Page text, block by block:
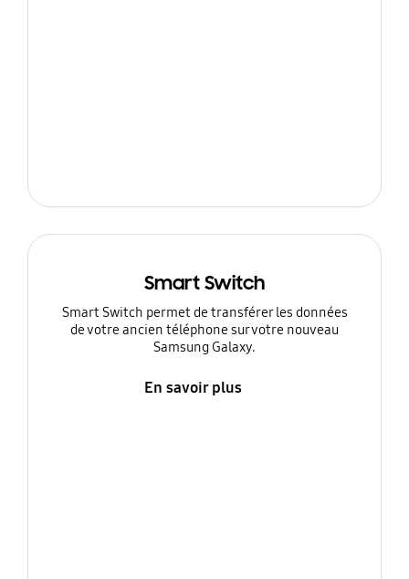
Smart Switch
Smart Switch permet de transférer les données
de votre ancien téléphone sur votre nouveau
Samsung Galaxy.
En savoir plus